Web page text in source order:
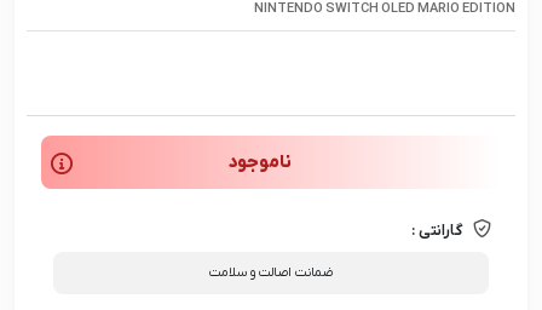
NINTENDO SWITCH OLED MARIO EDITION
ناموجود
گارانتی :
ضمانت اصالت و سلامت